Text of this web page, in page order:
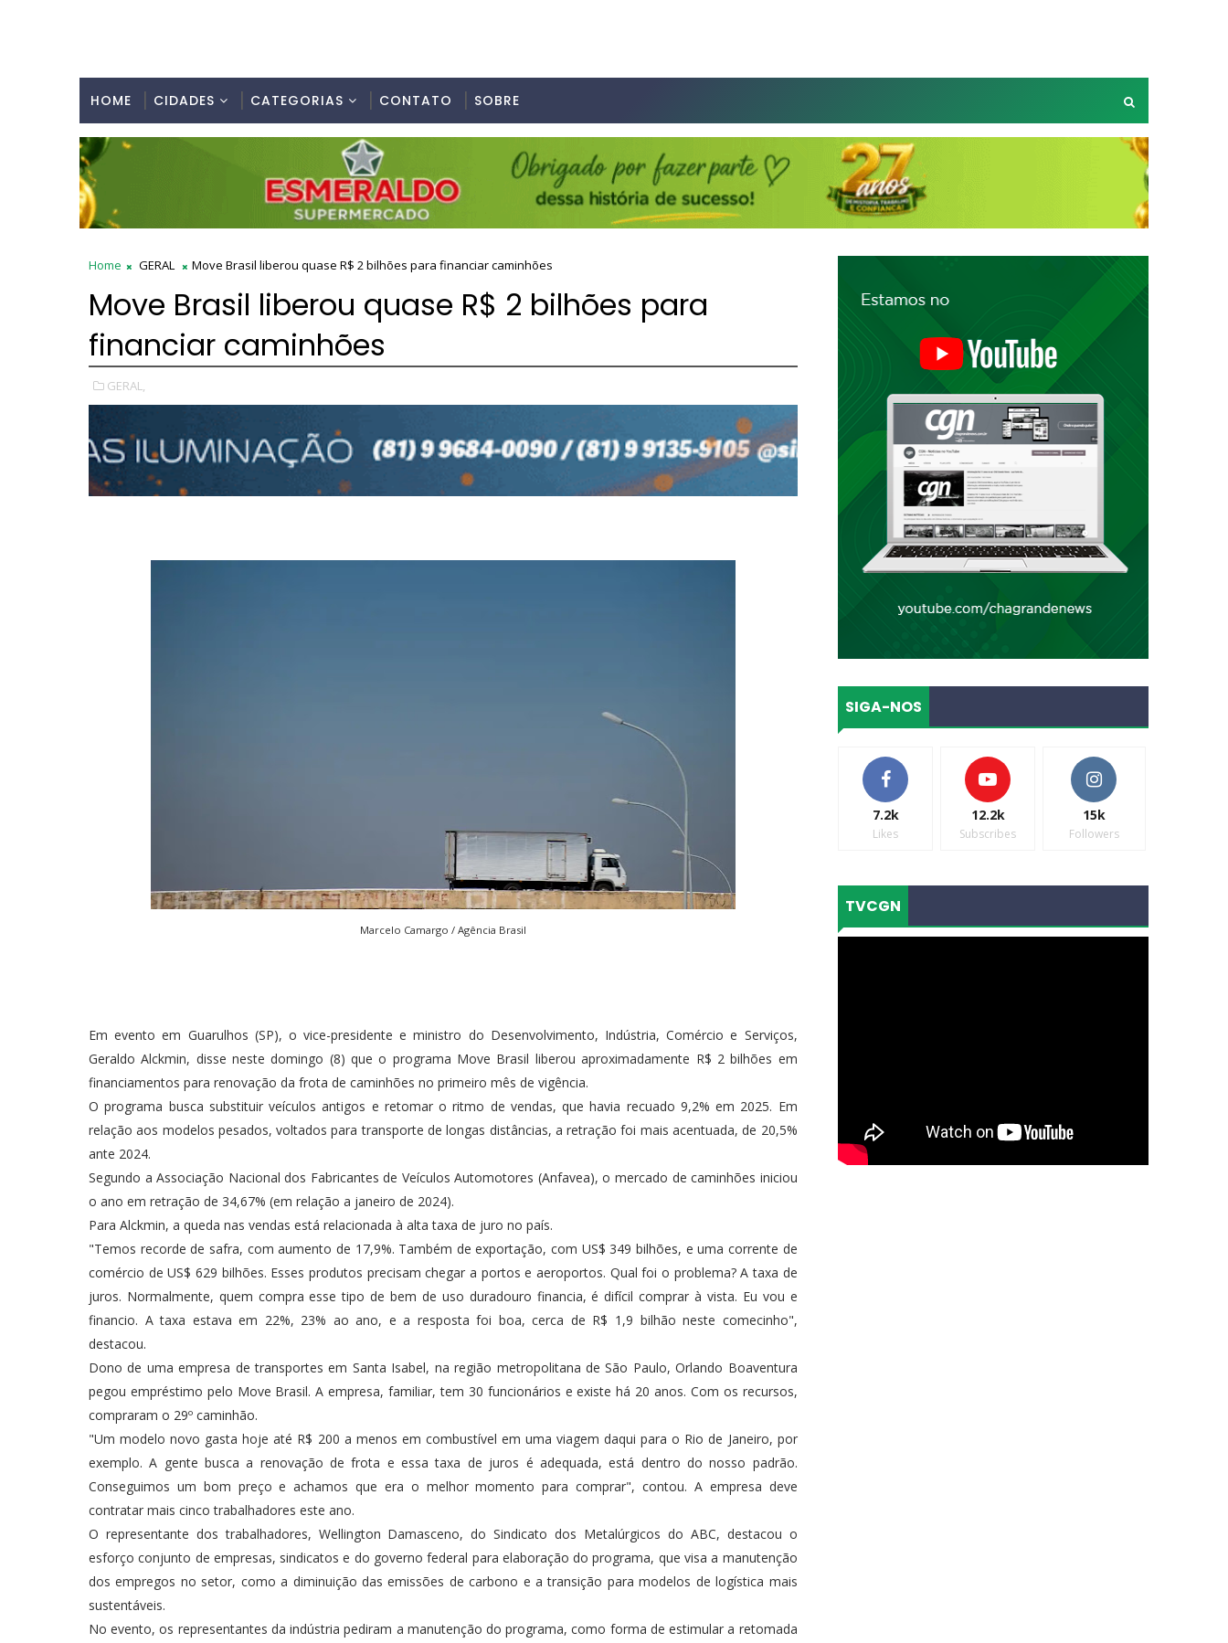
HOME CIDADES CATEGORIAS CONTATO SOBRE
Home GERAL Move Brasil liberou quase R$ 2 bilhões para financiar caminhões
Move Brasil liberou quase R$ 2 bilhões para
financiar caminhões
GERAL,
Marcelo Camargo / Agência Brasil
Em evento em Guarulhos (SP), o vice-presidente e ministro do Desenvolvimento, Indústria, Comércio e Serviços,
Geraldo Alckmin, disse neste domingo (8) que o programa Move Brasil liberou aproximadamente R$ 2 bilhões em
financiamentos para renovação da frota de caminhões no primeiro mês de vigência.
O programa busca substituir veículos antigos e retomar o ritmo de vendas, que havia recuado 9,2% em 2025. Em
relação aos modelos pesados, voltados para transporte de longas distâncias, a retração foi mais acentuada, de 20,5%
ante 2024.
Segundo a Associação Nacional dos Fabricantes de Veículos Automotores (Anfavea), o mercado de caminhões iniciou
o ano em retração de 34,67% (em relação a janeiro de 2024).
Para Alckmin, a queda nas vendas está relacionada à alta taxa de juro no país.
"Temos recorde de safra, com aumento de 17,9%. Também de exportação, com US$ 349 bilhões, e uma corrente de
comércio de US$ 629 bilhões. Esses produtos precisam chegar a portos e aeroportos. Qual foi o problema? A taxa de
juros. Normalmente, quem compra esse tipo de bem de uso duradouro financia, é difícil comprar à vista. Eu vou e
financio. A taxa estava em 22%, 23% ao ano, e a resposta foi boa, cerca de R$ 1,9 bilhão neste comecinho",
destacou.
Dono de uma empresa de transportes em Santa Isabel, na região metropolitana de São Paulo, Orlando Boaventura
pegou empréstimo pelo Move Brasil. A empresa, familiar, tem 30 funcionários e existe há 20 anos. Com os recursos,
compraram o 29º caminhão.
"Um modelo novo gasta hoje até R$ 200 a menos em combustível em uma viagem daqui para o Rio de Janeiro, por
exemplo. A gente busca a renovação de frota e essa taxa de juros é adequada, está dentro do nosso padrão.
Conseguimos um bom preço e achamos que era o melhor momento para comprar", contou. A empresa deve
contratar mais cinco trabalhadores este ano.
O representante dos trabalhadores, Wellington Damasceno, do Sindicato dos Metalúrgicos do ABC, destacou o
esforço conjunto de empresas, sindicatos e do governo federal para elaboração do programa, que visa a manutenção
dos empregos no setor, como a diminuição das emissões de carbono e a transição para modelos de logística mais
sustentáveis.
No evento, os representantes da indústria pediram a manutenção do programa, como forma de estimular a retomada
SIGA-NOS
7.2k
Likes
12.2k
Subscribes
15k
Followers
TVCGN